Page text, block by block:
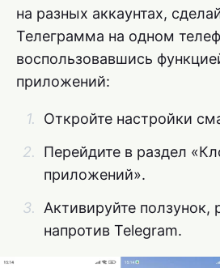
на разных аккаунтах,
Телеграмма на одном
воспользовавшись
приложений:
Откройте настройки
Перейдите в раздел
приложений».
Активируйте
напротив Telegram.